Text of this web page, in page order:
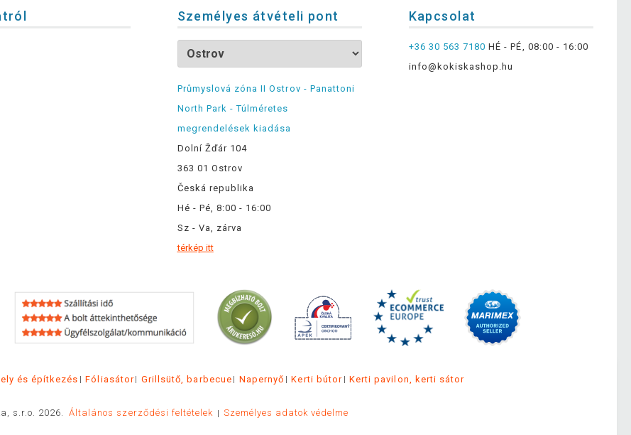
Személyes átvételi pont
Průmyslová zóna II Ostrov - Panattoni
North Park - Túlméretes
megrendelések kiadása
Dolní Žďár 104
363 01 Ostrov
Česká republika
Hé - Pé, 8:00 - 16:00
Sz - Va, zárva
térkép itt
Kapcsolat
+36 30 563 7180 HÉ - PÉ, 08:00 - 16:00
info@kokiskashop.hu
és építkezés Fóliasátor Grillsütő, barbecue Napernyő Kerti bútor Kerti pavilon, kerti sátor
s.r.o. 2026. Általános szerződési feltételek Személyes adatok védelme